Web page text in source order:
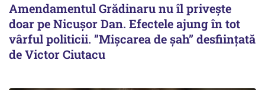
Amendamentul Grădinaru nu îl privește
doar pe Nicușor Dan. Efectele ajung în tot
vârful politicii. ”Mișcarea de șah” desființată
de Victor Ciutacu